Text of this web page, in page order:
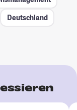
Deutschland